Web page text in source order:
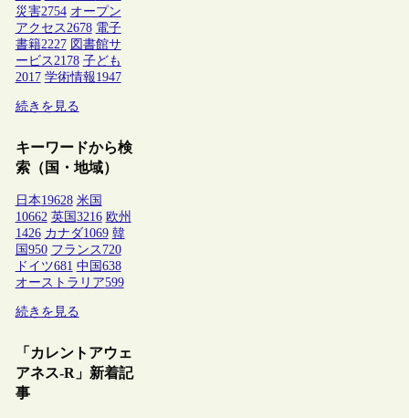
災害2754 オープン
アクセス 2678 電子
書籍2227 図書館サ
ービス 2178 子ども
2017 学術情報1947
続きを見る
キーワードから検
索（国・地域）
日本19628 米国
10662 英国 3216 欧州
1426 カナダ1069 韓
国 950 フランス 720
ドイツ681 中国 638
オーストラリア599
続きを見る
「カレントアウェ
アネス-R」新着記
事